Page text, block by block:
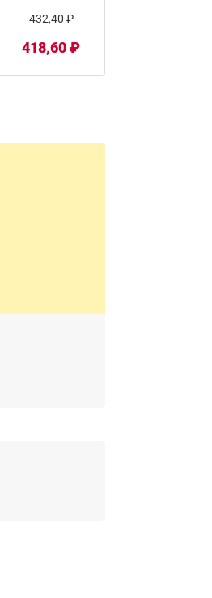
432,40 ₽
418,60 ₽